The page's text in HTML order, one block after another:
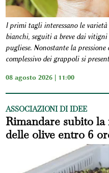
I primi tagli interessano le
bianchi, seguiti a breve dai
pugliese. Nonostante la
complessivo dei grappoli si
08 agosto 2026 | 11:00
ASSOCIAZIONI DI IDEE
Rimandare subito
delle olive entro 6